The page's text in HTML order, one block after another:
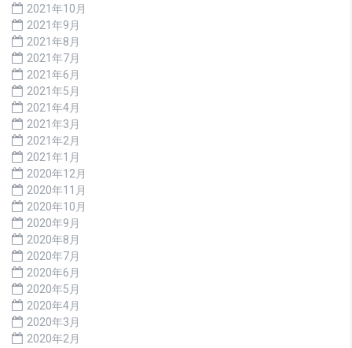
2021年10月
2021年9月
2021年8月
2021年7月
2021年6月
2021年5月
2021年4月
2021年3月
2021年2月
2021年1月
2020年12月
2020年11月
2020年10月
2020年9月
2020年8月
2020年7月
2020年6月
2020年5月
2020年4月
2020年3月
2020年2月